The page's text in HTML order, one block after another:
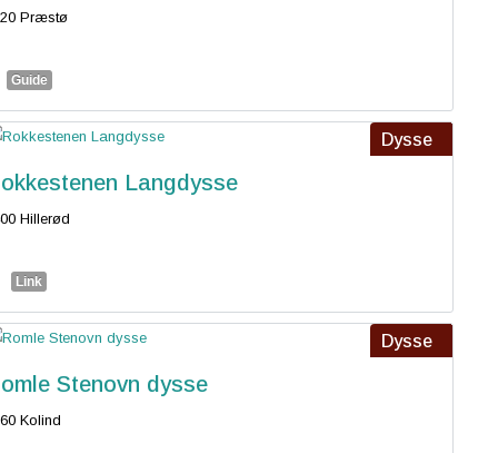
Præstø
Guide
Dysse
Langdysse
Hillerød
Link
Dysse
Stenovn dysse
Kolind